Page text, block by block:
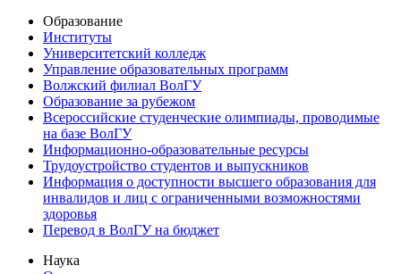
Образование
Институты
Университетский колледж
Управление образовательных программ
Волжский филиал ВолГУ
Образование за рубежом
Всероссийские студенческие олимпиады, проводимые
на базе ВолГУ
Информационно-образовательные ресурсы
Трудоустройство студентов и выпускников
Информация о доступности высшего образования для
инвалидов и лиц с ограниченными возможностями
здоровья
Перевод в ВолГУ на бюджет
Наука